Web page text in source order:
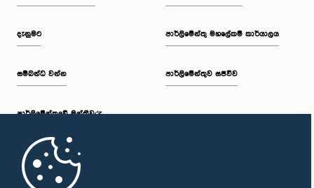
දැනුමට
සම්බන්ධ වන්න
පාර්ලි‌මේන්තුවේ මන්ත්‍රීවරු
මුල් පිටුව
පාර්ලිමේන්තු මහලේකම් කාර්යාලය
පාර්ලිමේන්තුව සජීවීව